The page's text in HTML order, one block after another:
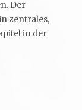
Der
zentrales,
in der